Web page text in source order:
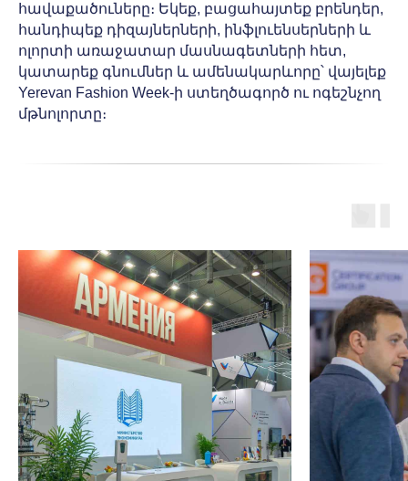
հավաքածուները։ Եկեք, բացահայտեք բրենդեր,
հանդիպեք դիզայներների, ինֆլուենսերների և
ոլորտի առաջատար մասնագետների հետ,
կատարեք գնումներ և ամենակարևորը՝ վայելեք
Yerevan Fashion Week-ի ստեղծագործ ու ոգեշնչող
մթնոլորտը։